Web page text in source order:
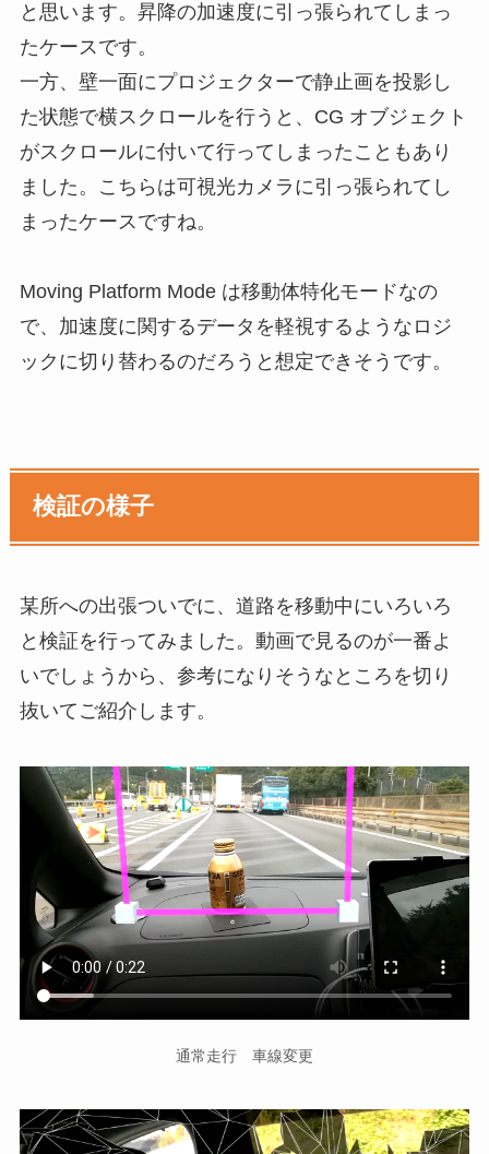
と思います。昇降の加速度に引っ張られてしまっ
たケースです。
一方、壁一面にプロジェクターで静止画を投影し
た状態で横スクロールを行うと、CG オブジェクト
がスクロールに付いて行ってしまったこともあり
ました。こちらは可視光カメラに引っ張られてし
まったケースですね。
Moving Platform Mode は移動体特化モードなの
で、加速度に関するデータを軽視するようなロジ
ックに切り替わるのだろうと想定できそうです。
検証の様子
某所への出張ついでに、道路を移動中にいろいろ
と検証を行ってみました。動画で見るのが一番よ
いでしょうから、参考になりそうなところを切り
抜いてご紹介します。
通常走行 車線変更